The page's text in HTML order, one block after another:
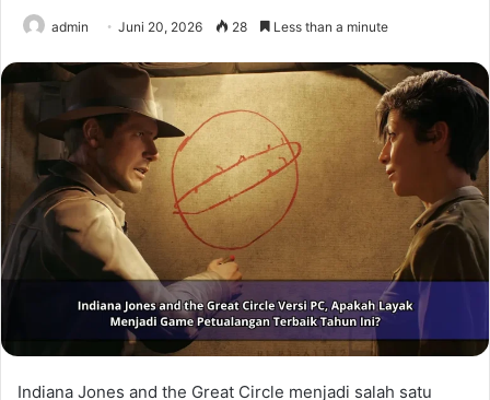
admin Juni 20, 2026 28 Less than a minute
Indiana Jones and the Great Circle menjadi salah satu